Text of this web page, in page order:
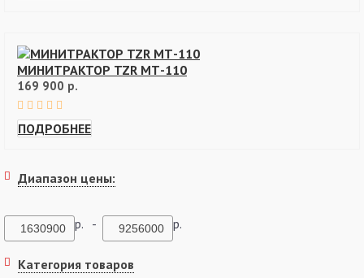
МИНИТРАКТОР TZR МТ-110
169 900 р.
ПОДРОБНЕЕ
Диапазон цены:
р. - р.
Категория товаров